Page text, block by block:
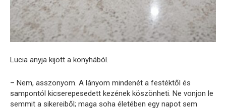
Lucia anyja kijött a konyhából.
– Nem, asszonyom. A lányom mindenét a festéktől és
sampontól kicserepesedett kezének köszönheti. Ne vonjon le
semmit a sikereiből; maga soha életében egy napot sem